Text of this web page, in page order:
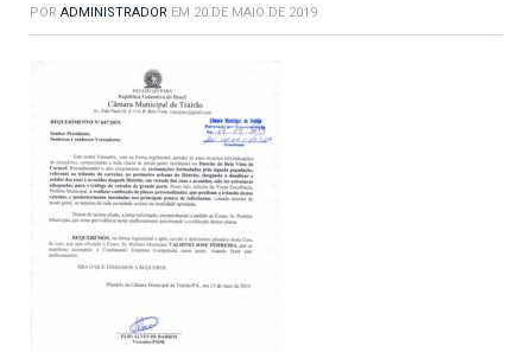
POR ADMINISTRADOR EM 20 DE MAIO DE 2019